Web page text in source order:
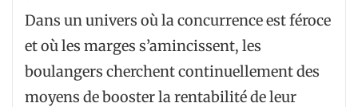
Dans un univers où la concurrence est féroce
et où les marges s’amincissent, les
boulangers cherchent continuellement des
moyens de booster la rentabilité de leur